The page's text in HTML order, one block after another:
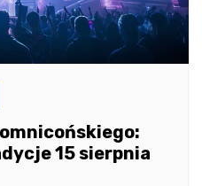
15 sierpnia